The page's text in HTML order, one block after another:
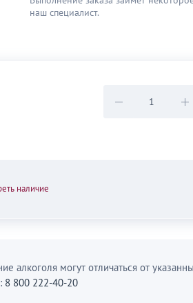
наш специaлист.
наличие
алкоголя могут отличаться от
8 800 222-40-20